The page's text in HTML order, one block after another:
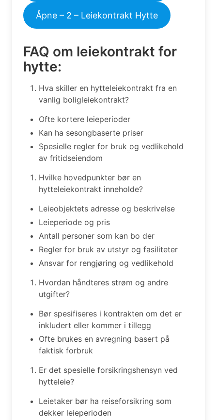
Åpne – 2 – Leiekontrakt Hytte
FAQ om leiekontrakt for
hytte:
Hva skiller en hytteleiekontrakt fra en
vanlig boligleiekontrakt?
Ofte kortere leieperioder
Kan ha sesongbaserte priser
Spesielle regler for bruk og vedlikehold
av fritidseiendom
Hvilke hovedpunkter bør en
hytteleiekontrakt inneholde?
Leieobjektets adresse og beskrivelse
Leieperiode og pris
Antall personer som kan bo der
Regler for bruk av utstyr og fasiliteter
Ansvar for rengjøring og vedlikehold
Hvordan håndteres strøm og andre
utgifter?
Bør spesifiseres i kontrakten om det er
inkludert eller kommer i tillegg
Ofte brukes en avregning basert på
faktisk forbruk
Er det spesielle forsikringshensyn ved
hytteleie?
Leietaker bør ha reiseforsikring som
dekker leieperioden